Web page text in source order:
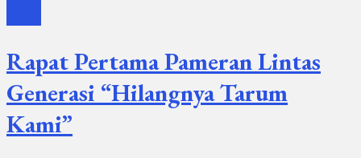
Rapat Pertama Pameran Lintas
Generasi “Hilangnya Tarum
Kami”